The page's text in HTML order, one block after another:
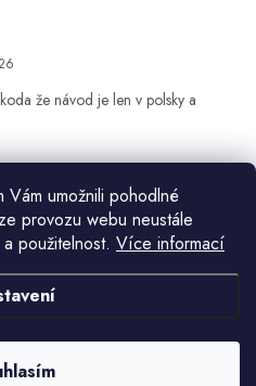
Vám umožnili pohodlné
provozu webu neustále
použitelnost. Více informací
že návod je len v polsky a